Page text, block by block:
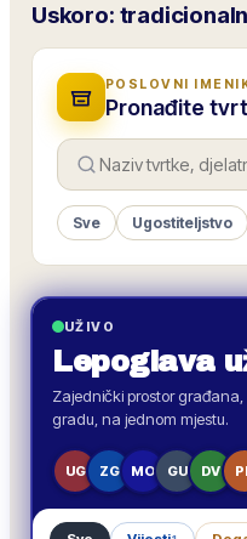
Uskoro:
POSLOVNI
Pronađite
Sve Ugostiteljstvo
UŽIVO
Lepoglava
Zajednički prostor
gradu, na jednom mjestu.
UG ZG MO GU DV